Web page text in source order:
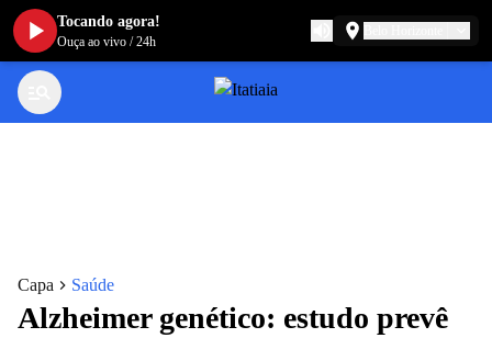
Capa Saúde
Alzheimer genético: estudo prevê
Tocando agora!
Ouça ao vivo /24h